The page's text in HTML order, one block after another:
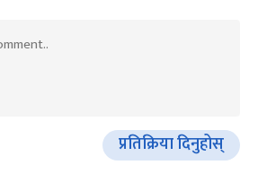
प्रतिक्रिया दिनुहोस्